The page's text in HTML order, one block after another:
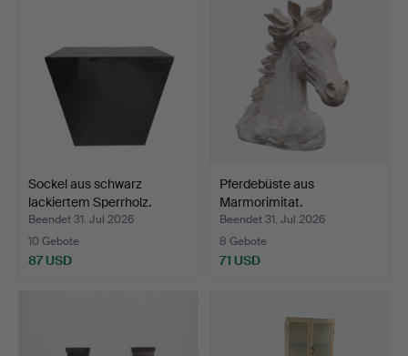
Sockel aus schwarz
lackiertem Sperrholz.
Beendet 31. Jul 2026
10 Gebote
87 USD
Pferdebüste aus
Marmorimitat.
Beendet 31. Jul 2026
8 Gebote
71 USD